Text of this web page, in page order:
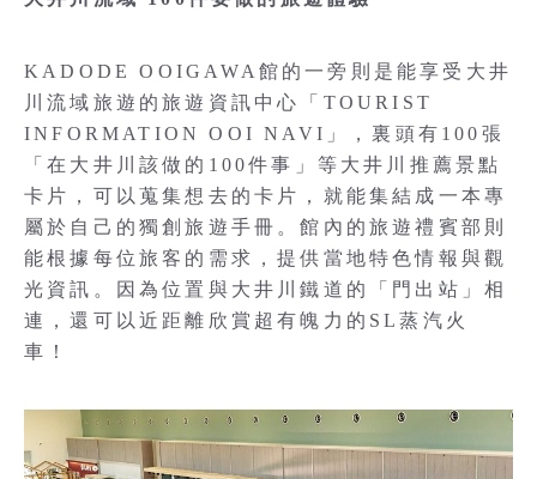
KADODE OOIGAWA館的一旁則是能享受大井
川流域旅遊的旅遊資訊中心「TOURIST
INFORMATION OOI NAVI」，裏頭有100張
「在大井川該做的100件事」等大井川推薦景點
卡片，可以蒐集想去的卡片，就能集結成一本專
屬於自己的獨創旅遊手冊。館內的旅遊禮賓部則
能根據每位旅客的需求，提供當地特色情報與觀
光資訊。因為位置與大井川鐵道的「門出站」相
連，還可以近距離欣賞超有魄力的SL蒸汽火
車！